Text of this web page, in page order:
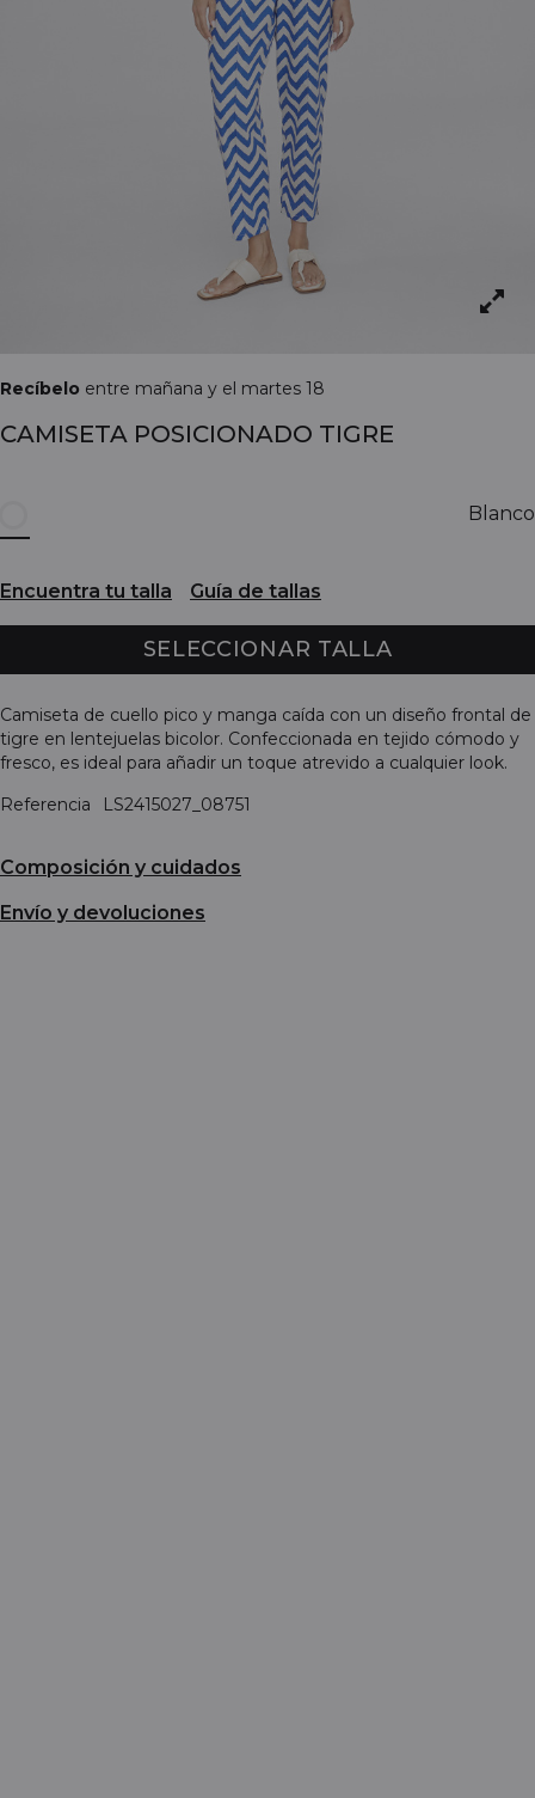
Recíbelo entre mañana y el martes 18
CAMISETA POSICIONADO TIGRE
Blanco
Encuentra tu talla Guía de tallas
SELECCIONAR TALLA
Camiseta de cuello pico y manga caída con un diseño frontal de
tigre en lentejuelas bicolor. Confeccionada en tejido cómodo y
fresco, es ideal para añadir un toque atrevido a cualquier look.
Referencia
LS2415027_08751
Composición y cuidados
Envío y devoluciones